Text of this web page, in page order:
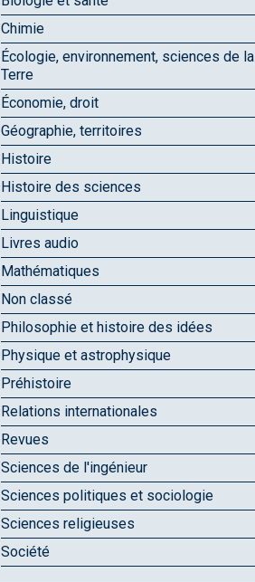
Chimie
Écologie, environnement, sciences de la
Terre
Économie, droit
Géographie, territoires
Histoire
Histoire des sciences
Linguistique
Livres audio
Mathématiques
Non classé
Philosophie et histoire des idées
Physique et astrophysique
Préhistoire
Relations internationales
Revues
Sciences de l'ingénieur
Sciences politiques et sociologie
Sciences religieuses
Société